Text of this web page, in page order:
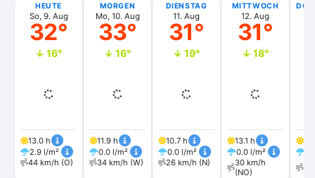
HEUTE
So, 9. Aug
32°
↓ 16°
13.0 h
2.9 l/m²
44 km/h (O)
MORGEN
Mo, 10. Aug
33°
↓ 16°
11.9 h
0.0 l/m²
34 km/h (W)
DIENSTAG
11. Aug
31°
↓ 19°
10.7 h
0.0 l/m²
26 km/h (N)
MITTWOCH
12. Aug
31°
↓ 18°
13.1 h
0.0 l/m²
30 km/h
(NO)